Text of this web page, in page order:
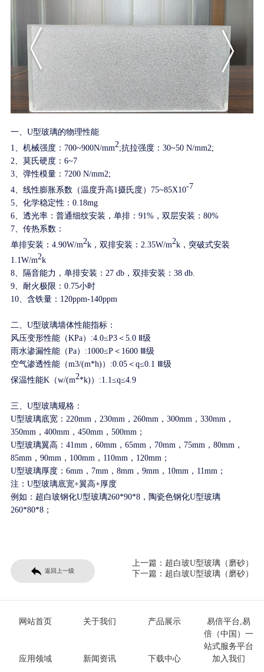
一、U型玻璃的物理性能
1、机械强度：700~900N/mm2;抗拉强度：30~50 N/mm2;
2、莫氏硬度：6~7
3、弹性模量：7200 N/mm2;
4、线性膨胀系数（温度升高1摄氏度）75~85X10-7
5、化学稳定性：0.18mg
6、透光率：普通细纹安装，单排：91%，双层安装：80%
7、传热系数：
单排安装：4.90W/m2k，双排安装：2.35W/m2k，突破式安装
1.1W/m2k
8、隔音能力，单排安装：27 db，双排安装：38 db.
9、耐火极限：0.75小时
10、含铁量：120ppm-140ppm
二、U型玻璃墙体性能指标：
风压变形性能（KPa）:4.0≤P3＜5.0 Ⅱ级
雨水渗漏性能（Pa）:1000≤P＜1600 Ⅲ级
空气渗透性能（m3/(m*h)）:0.05＜q≤0.1 Ⅲ级
保温性能K（w/(m2*k)）:1.1≤q≤4.9
三、U型玻璃规格：
U型玻璃底宽：220mm，230mm，260mm，300mm，330mm，
350mm，400mm，450mm，500mm；
U型玻璃翼高：41mm，60mm，65mm，70mm，75mm，80mm，
85mm，90mm ，100mm，110mm，120mm ；
U型玻璃厚度：6mm，7mm，8mm，9mm，10mm ，11mm ；
注：U型玻璃底宽+翼高+厚度
例如：超白玻钢化U型玻璃260*90*8，陶瓷色钢化U型玻璃
260*80*8；
返回上一级
上一篇： 超白玻U型玻璃（磨砂）
下一篇： 超白玻U型玻璃（磨砂）
网站首页 关于我们 产品展示
易倍平台,易
倍（中国）一
站式服务平台
应用领域
新闻资讯 下载中心 加入我们